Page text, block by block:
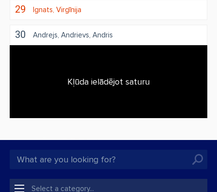
29 Ignats Virgīnija
30 Andrejs Andrievs Andris
Kļūda ielādējot saturu